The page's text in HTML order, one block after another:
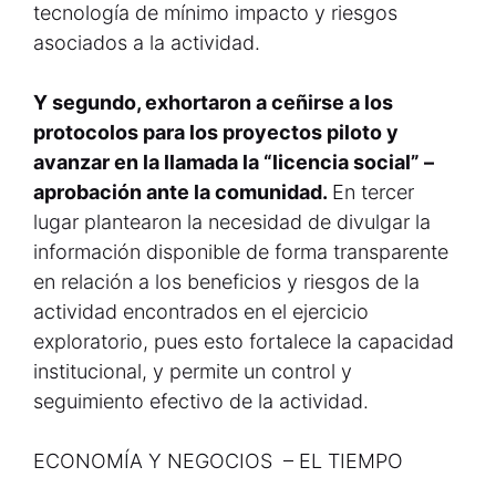
tecnología de mínimo impacto y riesgos
asociados a la actividad.
Y segundo, exhortaron a ceñirse a los
protocolos para los proyectos piloto y
avanzar en la llamada la “licencia social” –
aprobación ante la comunidad. En tercer
lugar plantearon la necesidad de divulgar la
información disponible de forma transparente
en relación a los beneficios y riesgos de la
actividad encontrados en el ejercicio
exploratorio, pues esto fortalece la capacidad
institucional, y permite un control y
seguimiento efectivo de la actividad.
ECONOMÍA Y NEGOCIOS – EL TIEMPO